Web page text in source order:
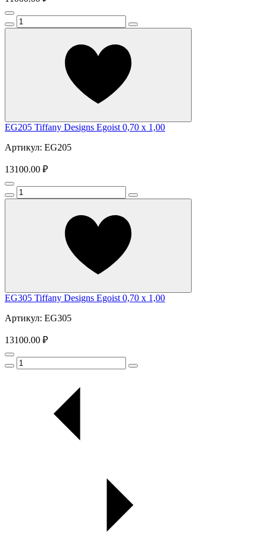
EG205 Tiffany Designs Egoist 0,70 x 1,00
Артикул: EG205
13100.00 ₽
EG305 Tiffany Designs Egoist 0,70 x 1,00
Артикул: EG305
13100.00 ₽